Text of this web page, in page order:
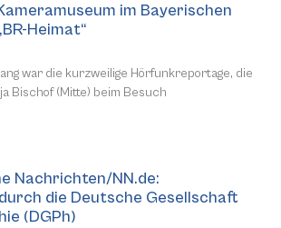
im Bayerischen
Heimat“
war die kurzweilige Hörfunkreportage, die
Bischof (Mitte) beim Besuch
Nachrichten/NN.de:
die Deutsche Gesellschaft
(DGPh)